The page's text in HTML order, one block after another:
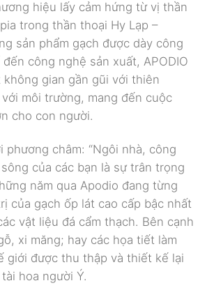
hiệu lấy cảm hứng từ vị thần
trong thần thoại Hy Lạp –
sản phẩm gạch được dày công
công nghệ sản xuất, APODIO
không gian gần gũi với thiên
môi trường, mang đến cuộc
cho con người.
phương châm: “Ngôi nhà, công
của các bạn là sự trân trọng
năm qua Apodio đang từng
của gạch ốp lát cao cấp bậc nhất
vật liệu đá cẩm thạch. Bên cạnh
xi măng; hay các họa tiết làm
giới được thu thập và thiết kế lại
hoa người Ý.